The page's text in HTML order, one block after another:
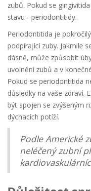
zubů. Pokud se
stavu - periodontitidy.
Periodontitida je
podpírající zuby. Jakmile
dásně, může způsobit
uvolnění zubů a v
Pokud se periodontitida
důsledky na vaše zdraví.
být spojen se zvýšeným
dýchacích potíží.
Podle Americké
neléčený zubní